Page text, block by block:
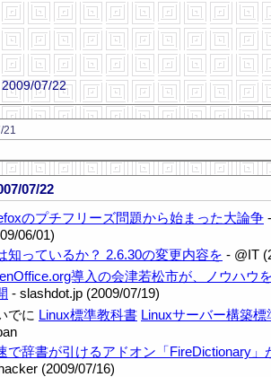
07/22
21
07/22
のプチフリーズ問題から始まった大論争
06/01)
知っているか？ 2.6.30の変更内容を - @IT
導入の会津若松市が、ノウハウ
- slashdot.jp (2009/07/19)
でに Linux標準教科書 Linuxサーバー構築標
で辞書が引けるアドオン「FireDictionary」
(2009/07/16)